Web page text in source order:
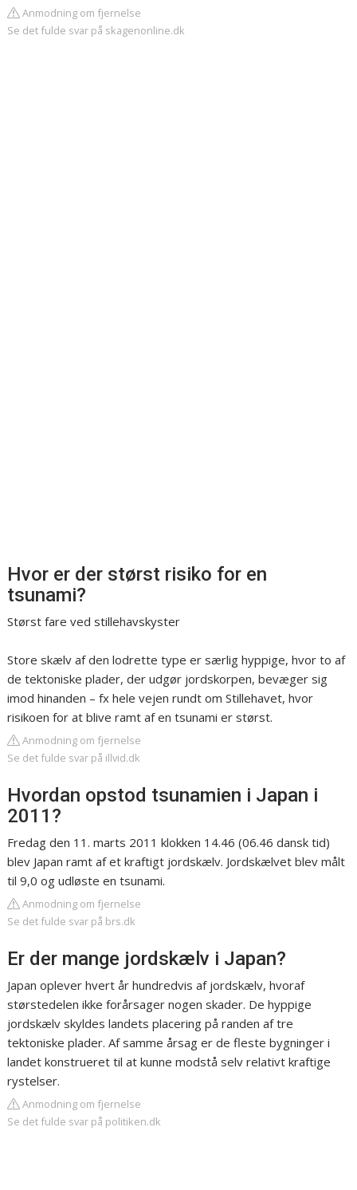
Anmodning om fjernelse
Se det fulde svar på skagenonline.dk
Hvor er der størst risiko for en
tsunami?
Størst fare ved stillehavskyster
Store skælv af den lodrette type er særlig hyppige, hvor to af
de tektoniske plader, der udgør jordskorpen, bevæger sig
imod hinanden – fx hele vejen rundt om Stillehavet, hvor
risikoen for at blive ramt af en tsunami er størst.
Anmodning om fjernelse
Se det fulde svar på illvid.dk
Hvordan opstod tsunamien i Japan i
2011?
Fredag den 11. marts 2011 klokken 14.46 (06.46 dansk tid)
blev Japan ramt af et kraftigt jordskælv. Jordskælvet blev målt
til 9,0 og udløste en tsunami.
Anmodning om fjernelse
Se det fulde svar på brs.dk
Er der mange jordskælv i Japan?
Japan oplever hvert år hundredvis af jordskælv, hvoraf
størstedelen ikke forårsager nogen skader. De hyppige
jordskælv skyldes landets placering på randen af tre
tektoniske plader. Af samme årsag er de fleste bygninger i
landet konstrueret til at kunne modstå selv relativt kraftige
rystelser.
Anmodning om fjernelse
Se det fulde svar på politiken.dk